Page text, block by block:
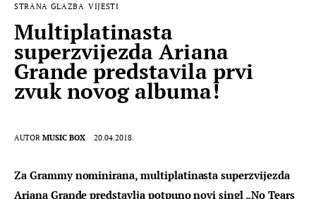
MUSIC BOX
STRANA GLAZBA VIJESTI
Multiplatinasta
superzvijezda Ariana
Grande predstavila prvi
zvuk novog albuma!
AUTOR MUSIC BOX 20.04.2018.
Za Grammy nominirana, multiplatinasta superzvijezda
Ariana Grande predstavlja potpuno novi singl „No Tears